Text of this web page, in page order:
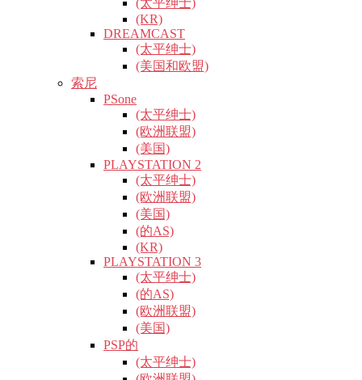
(太平绅士)
(KR)
DREAMCAST
(太平绅士)
(美国和欧盟)
索尼
PSone
(太平绅士)
(欧洲联盟)
(美国)
PLAYSTATION 2
(太平绅士)
(欧洲联盟)
(美国)
(的AS)
(KR)
PLAYSTATION 3
(太平绅士)
(的AS)
(欧洲联盟)
(美国)
PSP的
(太平绅士)